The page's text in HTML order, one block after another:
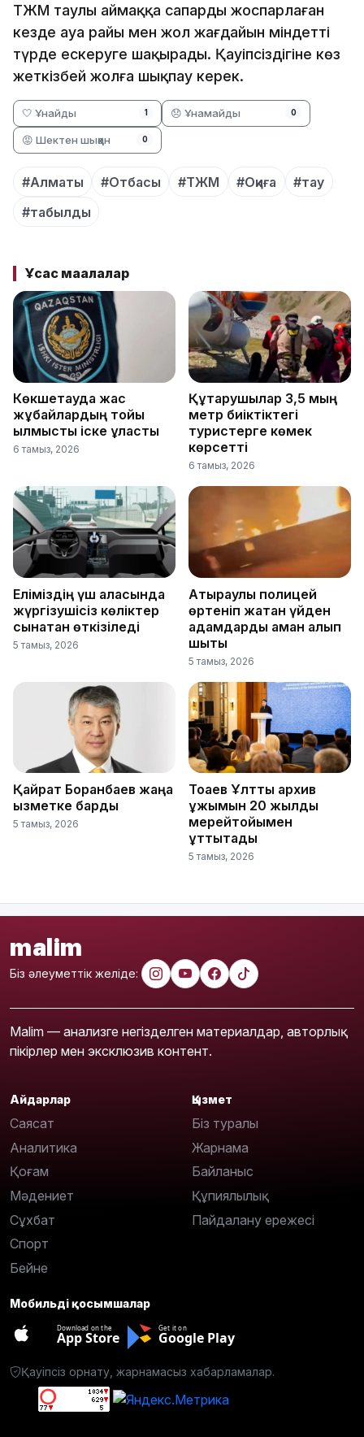
ТЖМ таулы аймаққа сапарды жоспарлаған
кезде ауа райы мен жол жағдайын міндетті
түрде ескеруге шақырады. Қауіпсіздігіне көз
жеткізбей жолға шықпау керек.
🤍 Ұнайды 1 😞 Ұнамайды 0
😡 Шектен шыққан 0
#Алматы #Отбасы #ТЖМ #Оқиға
#тау
#табылды
Ұқсас мақалалар
Көкшетауда жас
жұбайлардың тойы
қылмыстық іске ұласты
6 тамыз, 2026
Құтқарушылар 3,5 мың
метр биіктіктегі
туристерге көмек
көрсетті
6 тамыз, 2026
Еліміздің үш қаласында
жүргізушісіз көліктер
сынақтан өткізіледі
5 тамыз, 2026
Атыраулық полицей
өртеніп жатқан үйден
адамдарды аман алып
шықты
5 тамыз, 2026
Қайрат Боранбаев жаңа
қызметке барды
5 тамыз, 2026
Тоқаев Ұлттық архив
ұжымын 20 жылдық
мерейтойымен
құттықтады
5 тамыз, 2026
malim
Біз әлеуметтік желіде:
Malim — анализге негізделген материалдар, авторлық
пікірлер мен эксклюзив контент.
Айдарлар
Саясат
Аналитика
Қоғам
Мәдениет
Сұхбат
Спорт
Бейне
Қызмет
Біз туралы
Жарнама
Байланыс
Құпиялылық
Пайдалану ережесі
Мобильді қосымшалар
Download on the
App Store
Get it on
Google Play
Қауіпсіз орнату, жарнамасыз хабарламалар.